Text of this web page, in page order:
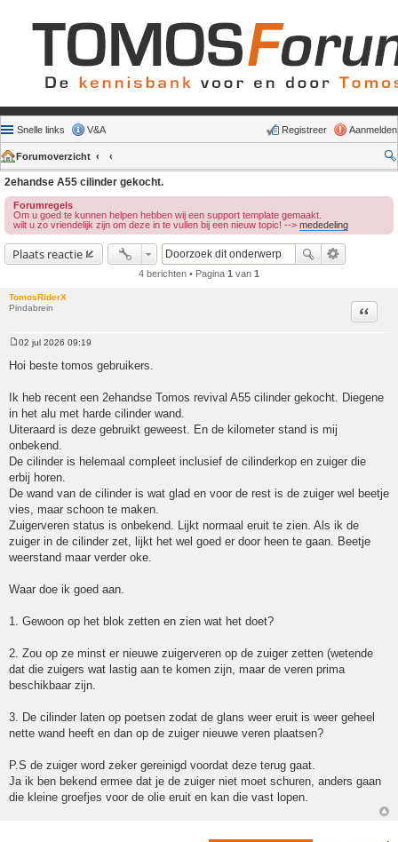
Snelle links V&A Aanmelden
Registreer
Forumoverzicht
2ehandse A55 cilinder gekocht.
Forumregels
Om u goed te kunnen helpen hebben wij een support template gemaakt.
wilt u zo vriendelijk zijn om deze in te vullen bij een nieuw topic! --> mededeling
Plaats reactie
4 berichten • Pagina 1 van 1
TomosRiderX
Pindabrein
Citeer
Bericht
02 jul 2026 09:19
Hoi beste tomos gebruikers.
Ik heb recent een 2ehandse Tomos revival A55 cilinder gekocht. Diegene
in het alu met harde cilinder wand.
Uiteraard is deze gebruikt geweest. En de kilometer stand is mij
onbekend.
De cilinder is helemaal compleet inclusief de cilinderkop en zuiger die
erbij horen.
De wand van de cilinder is wat glad en voor de rest is de zuiger wel beetje
vies, maar schoon te maken.
Zuigerveren status is onbekend. Lijkt normaal eruit te zien. Als ik de
zuiger in de cilinder zet, lijkt het wel goed er door heen te gaan. Beetje
weerstand maar verder oke.
Waar doe ik goed aan.
1. Gewoon op het blok zetten en zien wat het doet?
2. Zou op ze minst er nieuwe zuigerveren op de zuiger zetten (wetende
dat die zuigers wat lastig aan te komen zijn, maar de veren prima
beschikbaar zijn.
3. De cilinder laten op poetsen zodat de glans weer eruit is weer geheel
nette wand heeft en dan op de zuiger nieuwe veren plaatsen?
P.S de zuiger word zeker gereinigd voordat deze terug gaat.
Ja ik ben bekend ermee dat je de zuiger niet moet schuren, anders gaan
die kleine groefjes voor de olie eruit en kan die vast lopen.